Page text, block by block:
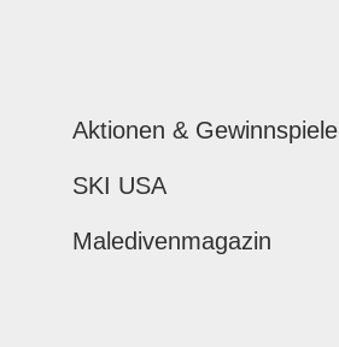
Aktionen & Gewinnspiele
SKI USA
Maledivenmagazin